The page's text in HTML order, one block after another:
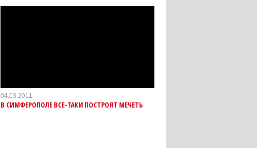
04.03.2011
В СИМФЕРОПОЛЕ ВСЕ-ТАКИ ПОСТРОЯТ МЕЧЕТЬ